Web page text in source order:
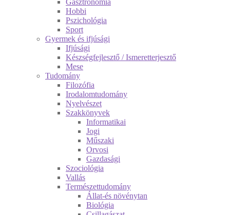
Gasztronómia
Hobbi
Pszichológia
Sport
Gyermek és ifjúsági
Ifjúsági
Készségfejlesztő / Ismeretterjesztő
Mese
Tudomány
Filozófia
Irodalomtudomány
Nyelvészet
Szakkönyvek
Informatikai
Jogi
Műszaki
Orvosi
Gazdasági
Szociológia
Vallás
Természettudomány
Állat-és növénytan
Biológia